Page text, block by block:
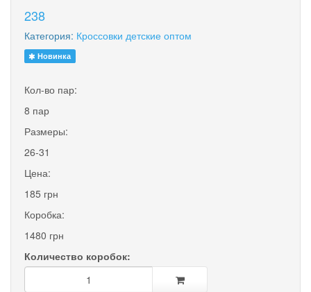
238
Категория: Кроссовки детские оптом
Новинка
Кол-во пар:
8 пар
Размеры:
26-31
Цена:
185 грн
Коробка:
1480 грн
Количество коробок: